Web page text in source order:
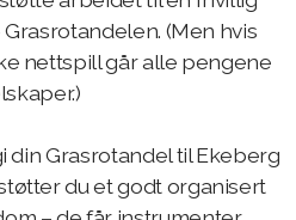
(Men hvis
nettspill går alle pengene
din Grasrotandel til Ekeberg
du et godt organisert